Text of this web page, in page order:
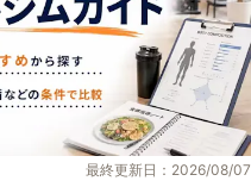
最終更新日：2026/08/07